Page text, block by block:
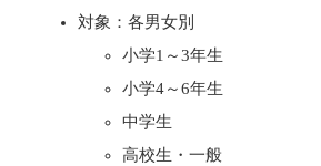
対象：各男女別
小学1～3年生
小学4～6年生
中学生
高校生・一般